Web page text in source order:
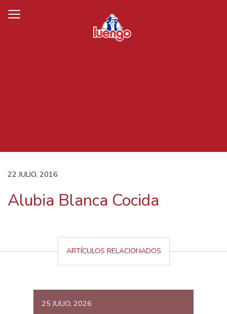
22 JULIO, 2016
Alubia Blanca Cocida
ARTÍCULOS RELACIONADOS
25 JULIO, 2026